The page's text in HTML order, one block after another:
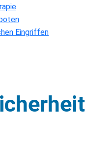
Eingriffen